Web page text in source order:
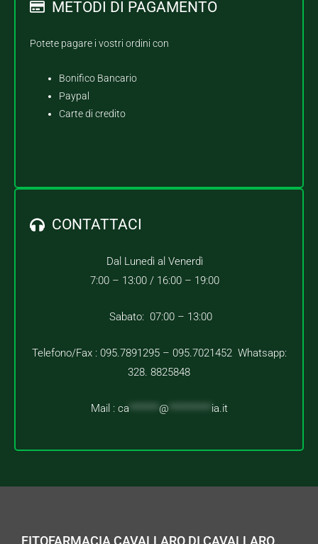
METODI DI PAGAMENTO
Potete pagare i vostri ordini con
Bonifico Bancario
Paypal
Carte di credito
CONTATTACI
Dal Lunedì al Venerdì
7:00 – 13:00 / 16:00 – 19:00
Sabato: 07:00 – 13:00
Telefono/Fax : 095.7891295 – 095.7021452 Whatsapp:
328. 8825848
Mail : ca @ ia.it
FITOFARMACIA CAVALLARO DI CAVALLARO